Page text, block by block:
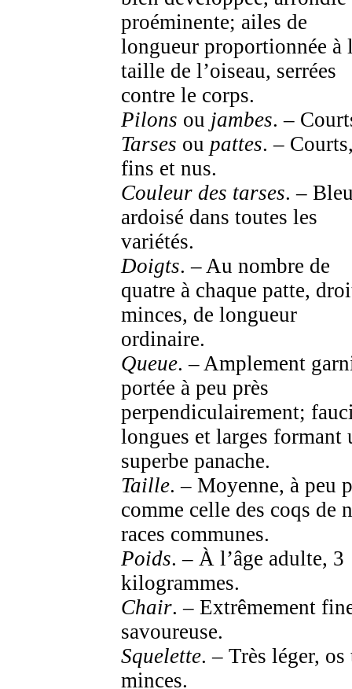
proéminente; ailes de
longueur proportionnée à
taille de l’oiseau, serrées
contre le corps.
Pilons ou jambes. –
Tarses ou pattes. –
fins et nus.
Couleur des tarses. –
ardoisé dans toutes les
variétés.
Doigts. – Au nombre de
quatre à chaque patte,
minces, de longueur
ordinaire.
Queue. – Amplement
portée à peu près
perpendiculairement;
longues et larges formant
superbe panache.
Taille. – Moyenne, à peu
comme celle des coqs de
races communes.
Poids. – À l’âge adulte, 3
kilogrammes.
Chair. – Extrêmement
savoureuse.
Squelette. – Très léger, os
minces.